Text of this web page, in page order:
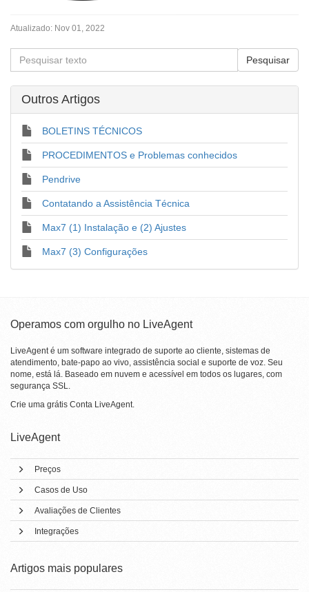
Atualizado: Nov 01, 2022
Outros Artigos
BOLETINS TÉCNICOS
PROCEDIMENTOS e Problemas conhecidos
Pendrive
Contatando a Assistência Técnica
Max7 (1) Instalação e (2) Ajustes
Max7 (3) Configurações
Operamos com orgulho no LiveAgent
LiveAgent é um software integrado de suporte ao cliente, sistemas de
atendimento, bate-papo ao vivo, assistência social e suporte de voz. Seu
nome, está lá. Baseado em nuvem e acessível em todos os lugares, com
segurança SSL.
Crie uma grátis Conta LiveAgent.
LiveAgent
Preços
Casos de Uso
Avaliações de Clientes
Integrações
Artigos mais populares